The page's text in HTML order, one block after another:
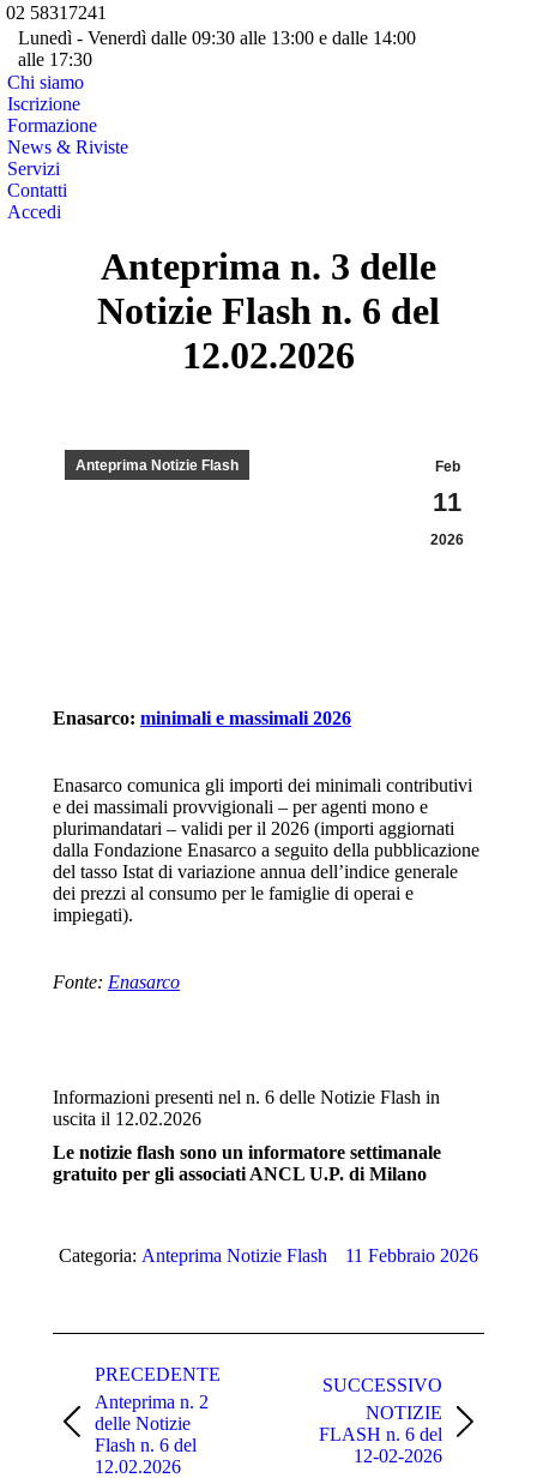
02 58317241
Lunedì - Venerdì dalle 09:30 alle 13:00 e dalle 14:00
alle 17:30
Chi siamo
Iscrizione
Formazione
News & Riviste
Servizi
Contatti
Accedi
Anteprima n. 3 delle
Notizie Flash n. 6 del
12.02.2026
Feb
11
2026
Anteprima Notizie Flash
Enasarco: minimali e massimali 2026
Enasarco comunica gli importi dei minimali contributivi
e dei massimali provvigionali – per agenti mono e
plurimandatari – validi per il 2026 (importi aggiornati
dalla Fondazione Enasarco a seguito della pubblicazione
del tasso Istat di variazione annua dell’indice generale
dei prezzi al consumo per le famiglie di operai e
impiegati).
Fonte: Enasarco
Informazioni presenti nel n. 6 delle Notizie Flash in
uscita il 12.02.2026
Le notizie flash sono un informatore settimanale
gratuito per gli associati ANCL U.P. di Milano
Categoria: Anteprima Notizie Flash 11 Febbraio 2026
post
PRECEDENTE
Post
precedente:
Anteprima n. 2
delle Notizie
Flash n. 6 del
12.02.2026
SUCCESSIVO
Prossimo
NOTIZIE
FLASH n. 6 del
12-02-2026